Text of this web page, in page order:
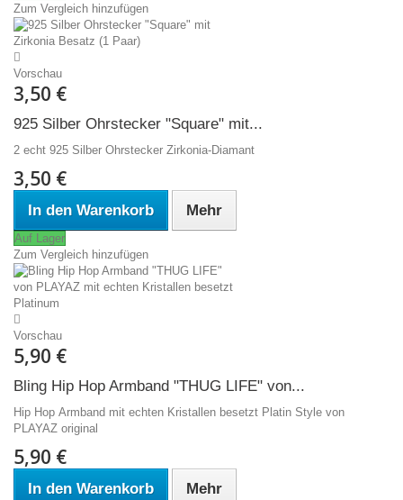
Zum Vergleich hinzufügen
Vorschau
3,50 €
925 Silber Ohrstecker "Square" mit...
2 echt 925 Silber Ohrstecker Zirkonia-Diamant
3,50 €
In den Warenkorb Mehr
Auf Lager
Zum Vergleich hinzufügen
Vorschau
5,90 €
Bling Hip Hop Armband "THUG LIFE" von...
Hip Hop Armband mit echten Kristallen besetzt Platin Style von
PLAYAZ original
5,90 €
In den Warenkorb Mehr